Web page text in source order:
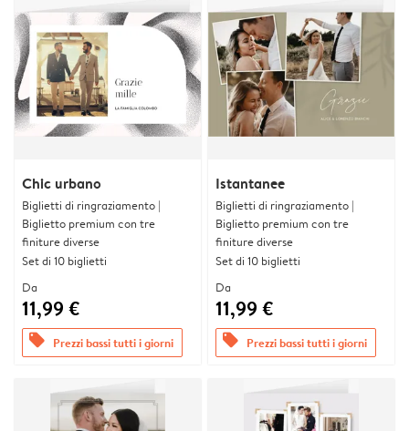
Chic urbano
Biglietti di ringraziamento |
Biglietto premium con tre
finiture diverse
Set di 10 biglietti
Da
11,99 €
offers Prezzi bassi tutti i giorni
Istantanee
Biglietti di ringraziamento |
Biglietto premium con tre
finiture diverse
Set di 10 biglietti
Da
11,99 €
offers Prezzi bassi tutti i giorni